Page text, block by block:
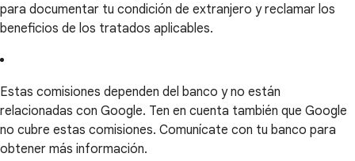
para documentar tu condición de extranjero y reclamar los
beneficios de los tratados aplicables.
Estas comisiones dependen del banco y no están
relacionadas con Google. Ten en cuenta también que Google
no cubre estas comisiones. Comunícate con tu banco para
obtener más información.